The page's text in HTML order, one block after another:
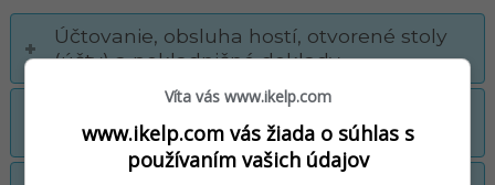
Účtovanie, obsluha hostí, otvorené stoly
(účty) a pokladničné doklady
Postupné vyúčtovanie položiek na
doklade (účte) podľa osôb ktoré ich platia
Víta vás www.ikelp.com
www.ikelp.com vás žiada o súhlas s
používaním vašich údajov